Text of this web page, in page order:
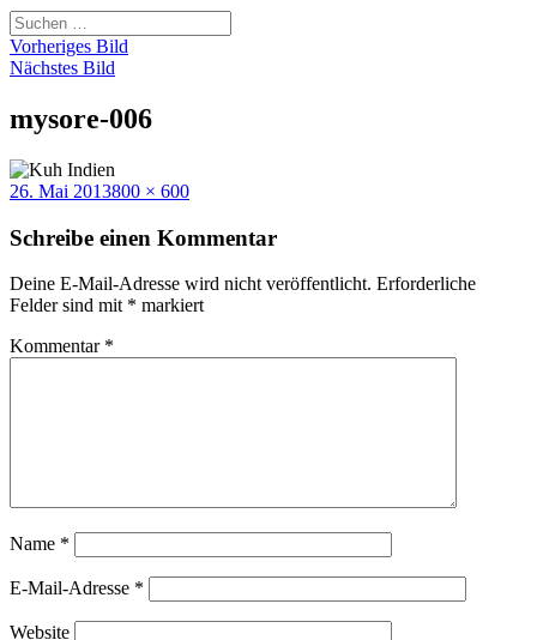
Suchen
nach:
Vorheriges Bild
Nächstes Bild
mysore-006
Veröffentlicht
26. Mai 2013Volle
800 × 600
Schreibe einen Kommentar
Deine E-Mail-Adresse wird nicht veröffentlicht. Erforderliche
Felder sind mit * markiert
Kommentar *
Name *
E-Mail-Adresse *
Website